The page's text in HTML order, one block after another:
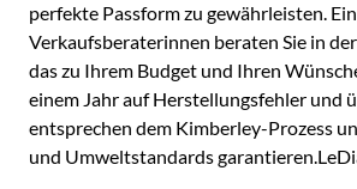
perfekte Passform zu gewährleisten.
Verkaufsberaterinnen beraten Sie in
das zu Ihrem Budget und Ihren
einem Jahr auf Herstellungsfehler und
entsprechen dem Kimberley-Prozess
und Umweltstandards